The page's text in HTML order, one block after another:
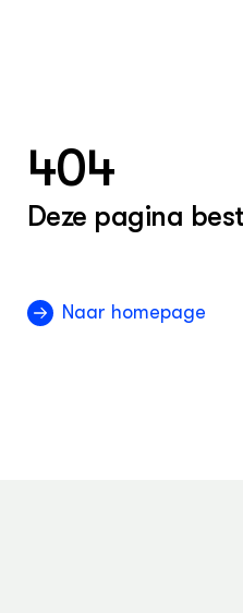
404
Deze pagina
Naar homepage